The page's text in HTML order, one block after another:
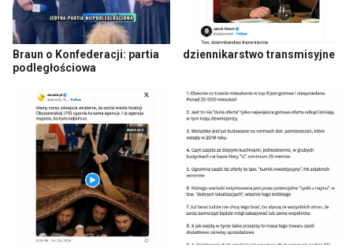
Braun o Konfederacji: partia
podległościowa
dziennikarstwo transmisyjne